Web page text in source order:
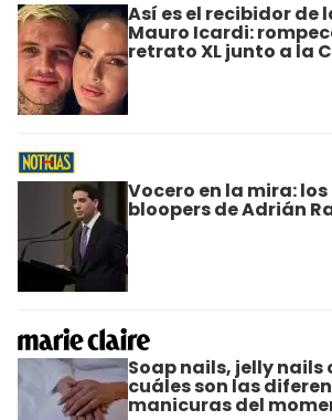
Así es el recibidor de
Mauro Icardi:
retrato XL junto a la
Vocero en la mira:
bloopers de Adrián
Soap nails, jelly nails
cuáles son las
manicuras del